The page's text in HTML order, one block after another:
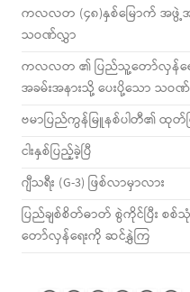
ကလလတ (၄၈)နှစ်မြောက် အဖွဲ့
သဝဏ်လွှာ
ကလလတ ၏ ပြည်သူ့တော်လှန်ရေ
အခမ်းအနားသို့ ပေးပို့သော သဝ
ဗမာပြည်ကွန်မြူနစ်ပါတီ၏ ထုတ်
ငါးနှစ်ပြည့်ခဲ့ပြီ
ဂျီသရီး (G-3) ဖြစ်လာမှာလား
ပြည်ချစ်စိတ်ဓာတ် စွဲကိုင်ပြီး စစ်
တော်လှန်ရေးကို ဆင်နွှဲကြ